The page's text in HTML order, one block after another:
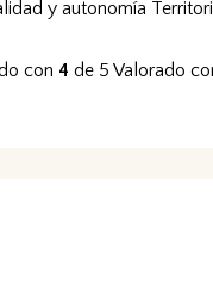
y autonomía
con 4 de 5 Valorado